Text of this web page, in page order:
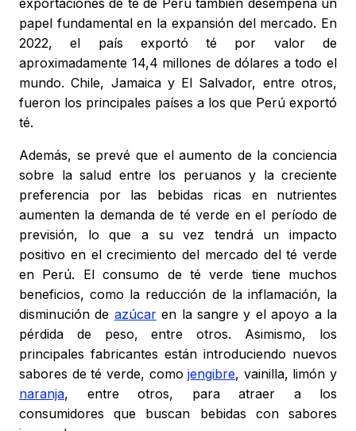
exportaciones de té de Perú también desempeña un
papel fundamental en la expansión del mercado. En
2022, el país exportó té por valor de
aproximadamente 14,4 millones de dólares a todo el
mundo. Chile, Jamaica y El Salvador, entre otros,
fueron los principales países a los que Perú exportó
té.
Además, se prevé que el aumento de la conciencia
sobre la salud entre los peruanos y la creciente
preferencia por las bebidas ricas en nutrientes
aumenten la demanda de té verde en el período de
previsión, lo que a su vez tendrá un impacto
positivo en el crecimiento del mercado del té verde
en Perú. El consumo de té verde tiene muchos
beneficios, como la reducción de la inflamación, la
disminución de azúcaren la sangre y el apoyo a la
pérdida de peso, entre otros. Asimismo, los
principales fabricantes están introduciendo nuevos
sabores de té verde, comojengibre, vainilla, limón y
naranja, entre otros, para atraer a los
consumidores que buscan bebidas con sabores